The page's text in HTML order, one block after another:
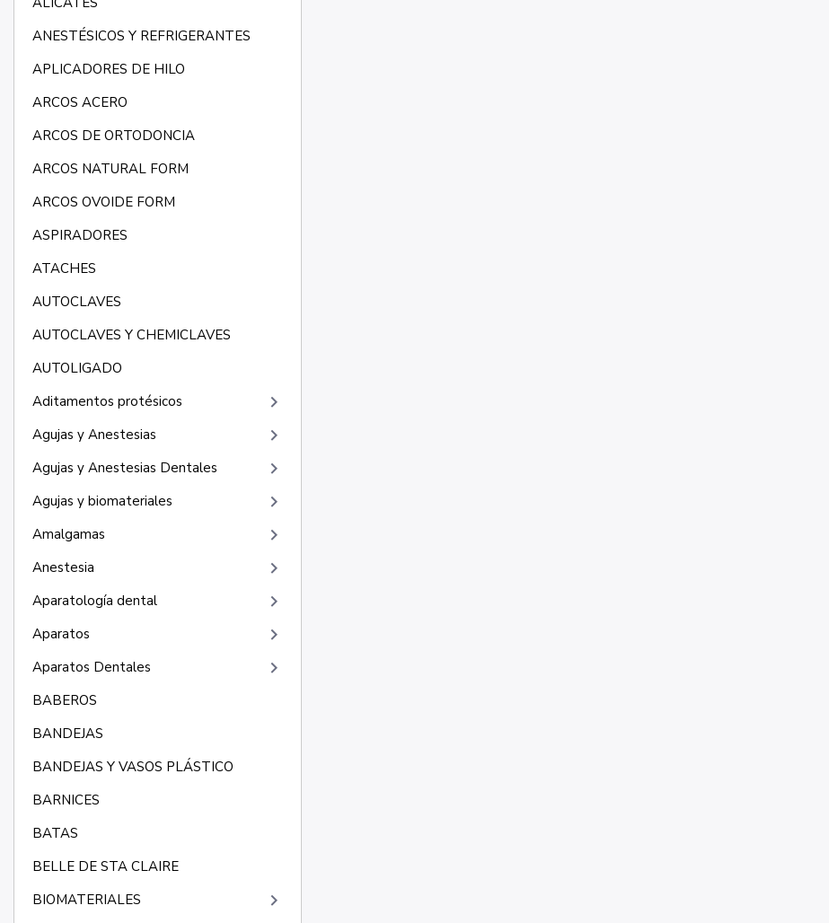
ANESTÉSICOS Y REFRIGERANTES
APLICADORES DE HILO
ARCOS ACERO
ARCOS DE ORTODONCIA
ARCOS NATURAL FORM
ARCOS OVOIDE FORM
ASPIRADORES
ATACHES
AUTOCLAVES
AUTOCLAVES Y CHEMICLAVES
AUTOLIGADO
Aditamentos protésicos
keyboard_arrow_right
Agujas y Anestesias keyboard_arrow_right
Agujas y Anestesias Dentales keyboard_arrow_right
Agujas y biomateriales keyboard_arrow_right
Amalgamas keyboard_arrow_right
Anestesia keyboard_arrow_right
Aparatología dental keyboard_arrow_right
Aparatos keyboard_arrow_right
Aparatos Dentales keyboard_arrow_right
BABEROS
BANDEJAS
BANDEJAS Y VASOS PLÁSTICO
BARNICES
BATAS
BELLE DE STA CLAIRE
BIOMATERIALES
keyboard_arrow_right